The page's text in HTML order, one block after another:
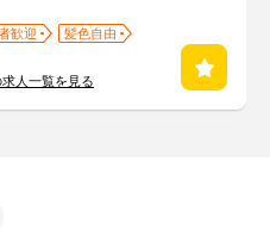
歓迎
髪色自由
人一覧を見る